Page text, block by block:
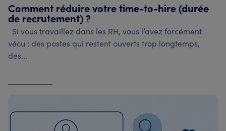
Comment réduire votre time-to-hire (durée
de recrutement) ?
Si vous travaillez dans les RH, vous l’avez forcément
vécu : des postes qui restent ouverts trop longtemps,
des...